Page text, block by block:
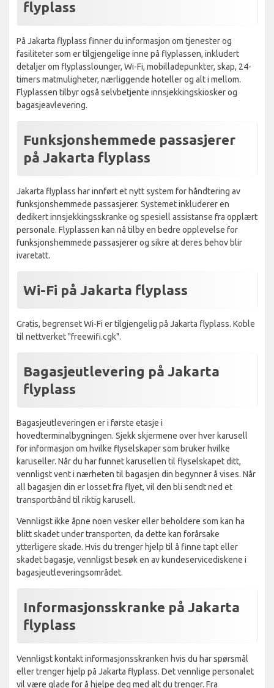
flyplass
På Jakarta flyplass finner du informasjon om tjenester og
fasiliteter som er tilgjengelige inne på flyplassen, inkludert
detaljer om flyplasslounger, Wi-Fi, mobilladepunkter, skap, 24-
timers matmuligheter, nærliggende hoteller og alt i mellom.
Flyplassen tilbyr også selvbetjente innsjekkingskiosker og
bagasjeavlevering.
Funksjonshemmede passasjerer
på Jakarta flyplass
Jakarta flyplass har innført et nytt system for håndtering av
funksjonshemmede passasjerer. Systemet inkluderer en
dedikert innsjekkingsskranke og spesiell assistanse fra opplært
personale. Flyplassen kan nå tilby en bedre opplevelse for
funksjonshemmede passasjerer og sikre at deres behov blir
ivaretatt.
Wi-Fi på Jakarta flyplass
Gratis, begrenset Wi-Fi er tilgjengelig på Jakarta flyplass. Koble
til nettverket "freewifi.cgk".
Bagasjeutlevering på Jakarta
flyplass
Bagasjeutleveringen er i første etasje i
hovedterminalbygningen. Sjekk skjermene over hver karusell
for informasjon om hvilke flyselskaper som bruker hvilke
karuseller. Når du har funnet karusellen til flyselskapet ditt,
vennligst vent i nærheten til bagasjen din begynner å vises. Når
all bagasjen din er losset fra flyet, vil den bli sendt ned et
transportbånd til riktig karusell.
Vennligst ikke åpne noen vesker eller beholdere som kan ha
blitt skadet under transporten, da dette kan forårsake
ytterligere skade. Hvis du trenger hjelp til å finne tapt eller
skadet bagasje, vennligst besøk en av kundeservicediskene i
bagasjeutleveringsområdet.
Informasjonsskranke på Jakarta
flyplass
Vennligst kontakt informasjonsskranken hvis du har spørsmål
eller trenger hjelp på Jakarta flyplass. Det vennlige personalet
vil være glade for å hjelpe deg med alt du trenger. Fra